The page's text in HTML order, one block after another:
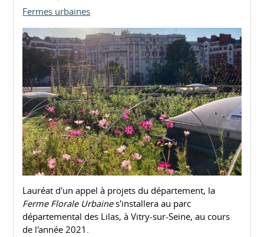
Fermes urbaines
Lauréat d'un appel à projets du département, la
Ferme Florale Urbaines'installera au parc
départemental des Lilas, à Vitry-sur-Seine, au cours
de l'année 2021.